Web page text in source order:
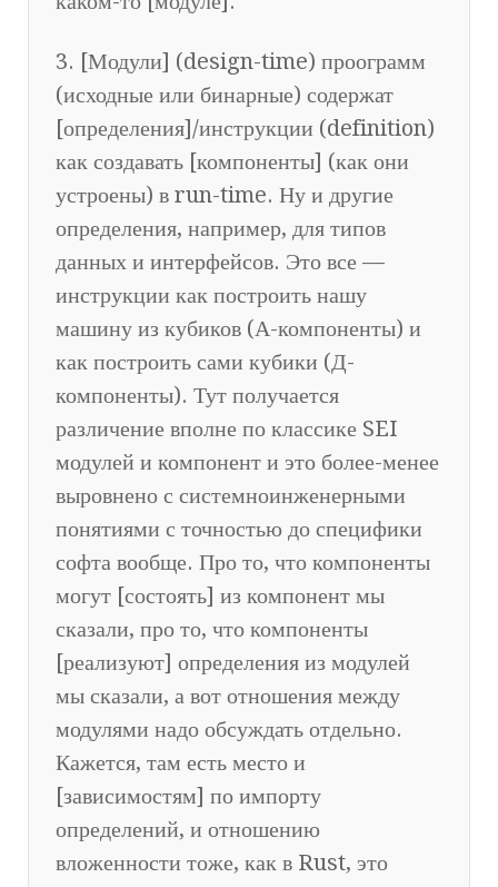
3. [Модули] (design-time) проограмм
(исходные или бинарные) содержат
[определения]/инструкции (definition)
как создавать [компоненты] (как они
устроены) в run-time. Ну и другие
определения, например, для типов
данных и интерфейсов. Это все —
инструкции как построить нашу
машину из кубиков (А-компоненты) и
как построить сами кубики (Д-
компоненты). Тут получается
различение вполне по классике SEI
модулей и компонент и это более-менее
выровнено с системноинженерными
понятиями с точностью до специфики
софта вообще. Про то, что компоненты
могут [состоять] из компонент мы
сказали, про то, что компоненты
[реализуют] определения из модулей
мы сказали, а вот отношения между
модулями надо обсуждать отдельно.
Кажется, там есть место и
[зависимостям] по импорту
определений, и отношению
вложенности тоже, как в Rust, это